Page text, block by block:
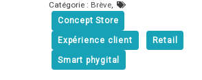
Catégorie : Brève
Concept Store
Expérience client Retail
Smart phygital